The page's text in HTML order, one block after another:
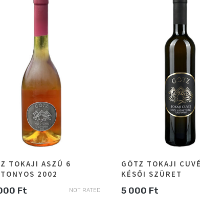
TOKAJI ASZÚ 6
2002
NOT RATED
Ft
GÖTZ TOKAJI
KÉSŐI SZÜRET
5 000 Ft